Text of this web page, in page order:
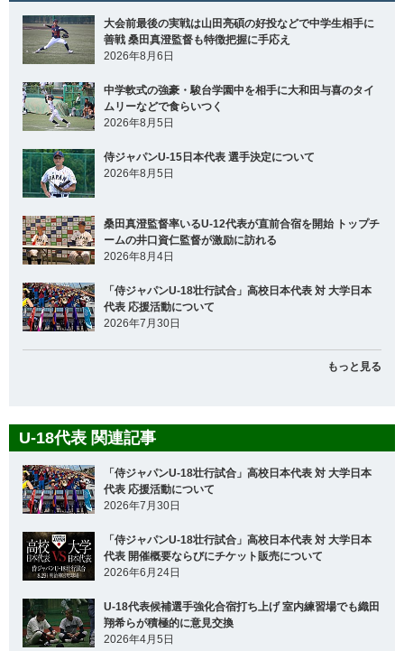
大会前最後の実戦は山田亮碩の好投などで中学生相手に
善戦 桑田真澄監督も特徴把握に手応え
2026年8月6日
中学軟式の強豪・駿台学園中を相手に大和田与喜のタイ
ムリーなどで食らいつく
2026年8月5日
侍ジャパンU-15日本代表 選手決定について
2026年8月5日
桑田真澄監督率いるU-12代表が直前合宿を開始 トップチ
ームの井口資仁監督が激励に訪れる
2026年8月4日
「侍ジャパンU-18壮行試合」高校日本代表 対 大学日本
代表 応援活動について
2026年7月30日
もっと見る
U-18代表 関連記事
「侍ジャパンU-18壮行試合」高校日本代表 対 大学日本
代表 応援活動について
2026年7月30日
「侍ジャパンU-18壮行試合」高校日本代表 対 大学日本
代表 開催概要ならびにチケット販売について
2026年6月24日
U-18代表候補選手強化合宿打ち上げ 室内練習場でも織田
翔希らが積極的に意見交換
2026年4月5日